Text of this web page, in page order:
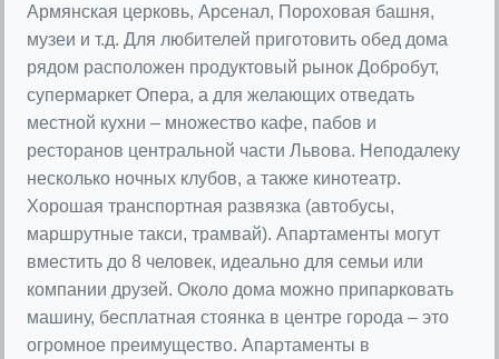
Армянская церковь, Арсенал, Пороховая башня,
музеи и т.д. Для любителей приготовить обед дома
рядом расположен продуктовый рынок Добробут,
супермаркет Опера, а для желающих отведать
местной кухни – множество кафе, пабов и
ресторанов центральной части Львова. Неподалеку
несколько ночных клубов, а также кинотеатр.
Хорошая транспортная развязка (автобусы,
маршрутные такси, трамвай). Апартаменты могут
вместить до 8 человек, идеально для семьи или
компании друзей. Около дома можно припарковать
машину, бесплатная стоянка в центре города – это
огромное преимущество. Апартаменты в